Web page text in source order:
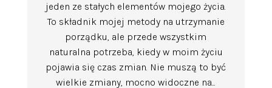
jeden ze stałych elementów mojego życia.
To składnik mojej metody na utrzymanie
porządku, ale przede wszystkim
naturalna potrzeba, kiedy w moim życiu
pojawia się czas zmian. Nie muszą to być
wielkie zmiany, mocno widoczne na...